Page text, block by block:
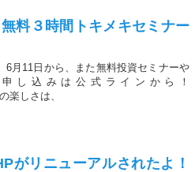
料３時間トキメキセミナー
6月11日から、また無料投資セミナーや
し込みは公式ラインから！
楽しさは、
がリニューアルされたよ！